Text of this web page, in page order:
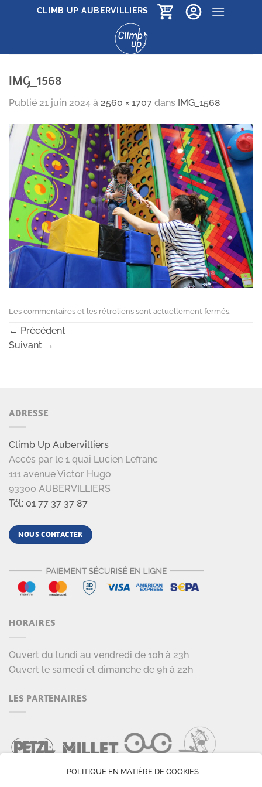
CLIMB UP AUBERVILLIERS
IMG_1568
Publié 21 juin 2024 à 2560 × 1707 dans IMG_1568
Les commentaires et les rétroliens sont actuellement fermés.
← Précédent
Suivant →
ADRESSE
Climb Up Aubervilliers
Accès par le 1 quai Lucien Lefranc
111 avenue Victor Hugo
93300 AUBERVILLIERS
Tél: 01 77 37 37 87
NOUS CONTACTER
HORAIRES
Ouvert du lundi au vendredi de 10h à 23h
Ouvert le samedi et dimanche de 9h à 22h
LES PARTENAIRES
POLITIQUE EN MATIÈRE DE COOKIES